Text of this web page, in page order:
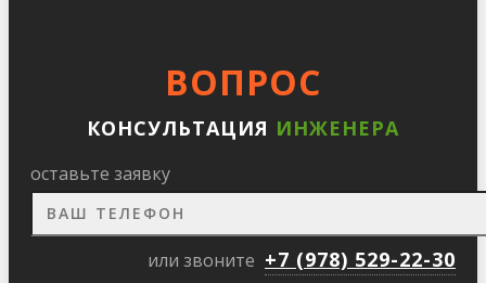
ВОПРОС
КОНСУЛЬТАЦИЯ ИНЖЕНЕРА
оставьте заявку
или звоните +7 (978) 529-22-30